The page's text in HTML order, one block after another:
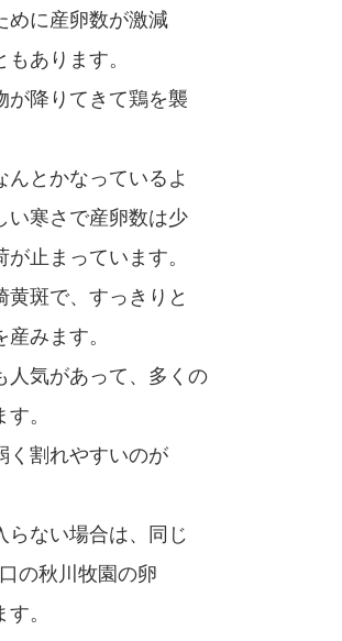
めに産卵数が激減
あります。
が降りてきて鶏を襲
んとかなっているよ
い寒さで産卵数は少
止まっています。
黄斑で、すっきりと
みます。
人気があって、多くの
。
く割れやすいのが
らない場合は、同じ
の秋川牧園の卵
。